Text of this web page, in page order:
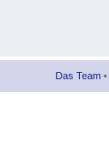
Das Team •